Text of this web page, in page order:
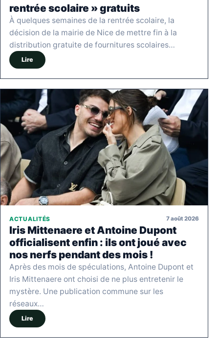
rentrée scolaire » gratuits
À quelques semaines de la rentrée scolaire, la
décision de la mairie de Nice de mettre fin à la
distribution gratuite de fournitures scolaires…
Lire
ACTUALITÉS 7 août 2026
Iris Mittenaere et Antoine Dupont
officialisent enfin : ils ont joué avec
nos nerfs pendant des mois !
Après des mois de spéculations, Antoine Dupont et
Iris Mittenaere ont choisi de ne plus entretenir le
mystère. Une publication commune sur les
réseaux…
Lire